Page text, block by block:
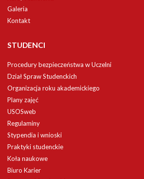
Galeria
Kontakt
STUDENCI
Procedury bezpieczeństwa w Uczelni
Dział Spraw Studenckich
Organizacja roku akademickiego
Plany zajęć
USOSweb
Regulaminy
Stypendia i wnioski
Praktyki studenckie
Koła naukowe
Biuro Karier